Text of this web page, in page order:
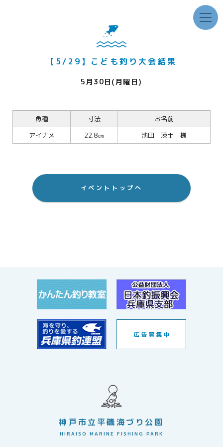
【5/29】こども釣り大会結果
5月30日(月曜日)
魚種 寸法
お名前
アイナメ
22.8㎝ 池田 瑛士 様
イベントトップへ
神戸市立平磯海づり公園
HIRAISO MARINE FISHING PARK